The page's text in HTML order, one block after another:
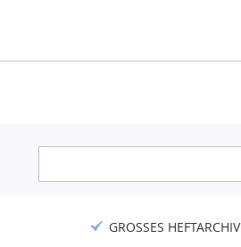
Newsletter:
GROSSES HEFTARCHIV